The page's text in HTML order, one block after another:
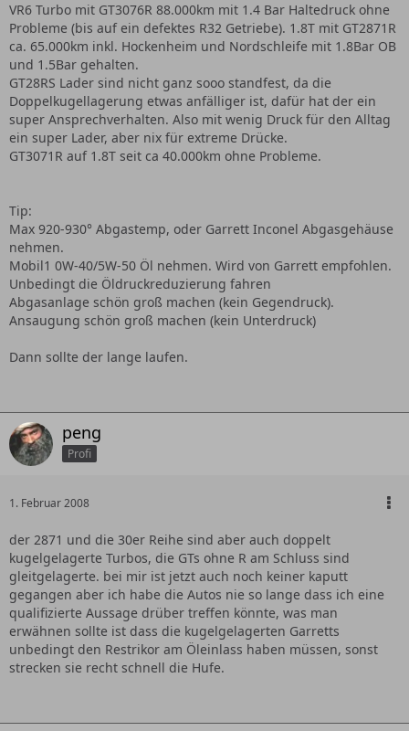
VR6 Turbo mit GT3076R 88.000km mit 1.4 Bar Haltedruck ohne
Probleme (bis auf ein defektes R32 Getriebe). 1.8T mit GT2871R
ca. 65.000km inkl. Hockenheim und Nordschleife mit 1.8Bar OB
und 1.5Bar gehalten.
GT28RS Lader sind nicht ganz sooo standfest, da die
Doppelkugellagerung etwas anfälliger ist, dafür hat der ein
super Ansprechverhalten. Also mit wenig Druck für den Alltag
ein super Lader, aber nix für extreme Drücke.
GT3071R auf 1.8T seit ca 40.000km ohne Probleme.
Tip:
Max 920-930° Abgastemp, oder Garrett Inconel Abgasgehäuse
nehmen.
Mobil1 0W-40/5W-50 Öl nehmen. Wird von Garrett empfohlen.
Unbedingt die Öldruckreduzierung fahren
Abgasanlage schön groß machen (kein Gegendruck).
Ansaugung schön groß machen (kein Unterdruck)
Dann sollte der lange laufen.
peng
Profi
1. Februar 2008
der 2871 und die 30er Reihe sind aber auch doppelt
kugelgelagerte Turbos, die GTs ohne R am Schluss sind
gleitgelagerte. bei mir ist jetzt auch noch keiner kaputt
gegangen aber ich habe die Autos nie so lange dass ich eine
qualifizierte Aussage drüber treffen könnte, was man
erwähnen sollte ist dass die kugelgelagerten Garretts
unbedingt den Restrikor am Öleinlass haben müssen, sonst
strecken sie recht schnell die Hufe.